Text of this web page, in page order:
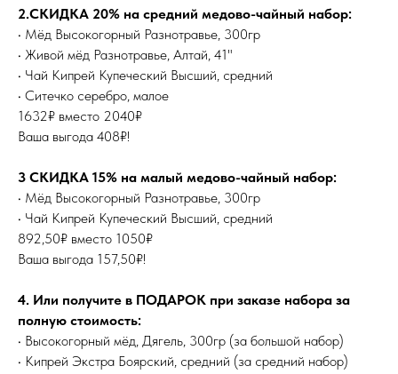
2.СКИДКА 20% на средний медово-чайный набор:
• Мёд Высокогорный Разнотравье, 300гр
• Живой мёд Разнотравье, Алтай, 41"
• Чай Кипрей Купеческий Высший, средний
• Ситечко серебро, малое
1632₽ вместо 2040₽
Ваша выгода 408₽!
3 СКИДКА 15% на малый медово-чайный набор:
• Мёд Высокогорный Разнотравье, 300гр
• Чай Кипрей Купеческий Высший, средний
892,50₽ вместо 1050₽
Ваша выгода 157,50₽!
4. Или получите в ПОДАРОК при заказе набора за
полную стоимость:
• Высокогорный мёд, Дягель, 300гр (за большой набор)
• Кипрей Экстра Боярский, средний (за средний набор)